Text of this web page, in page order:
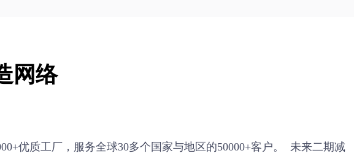
网络
优质工厂，服务全球30多个国家与地区的50000+客户。  未来二期减